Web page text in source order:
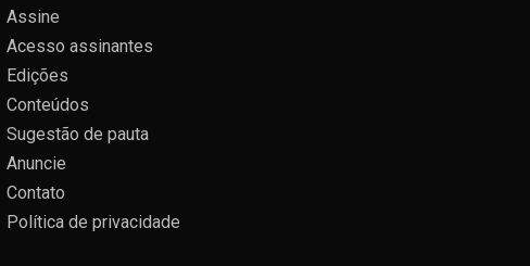
Assine
Acesso assinantes
Edições
Conteúdos
Sugestão de pauta
Anuncie
Contato
Política de privacidade